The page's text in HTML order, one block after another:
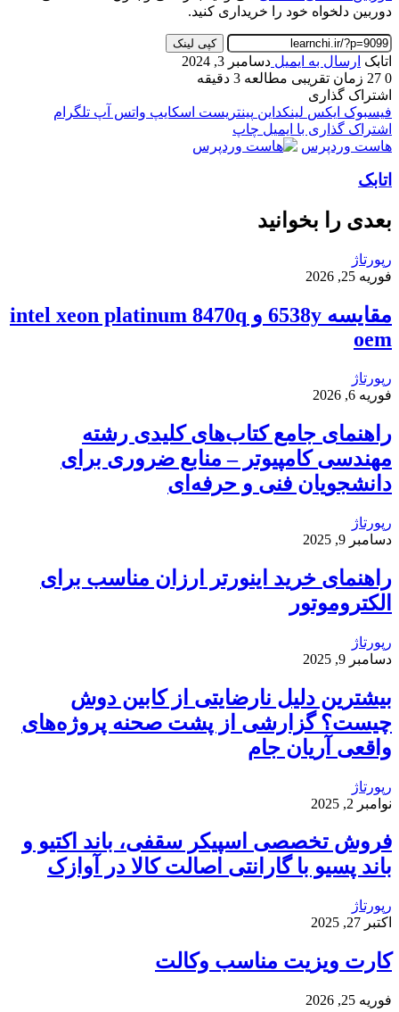
دوربین دلخواه خود را خریداری کنید.
کپی لینک
اتابک ارسال به ایمیل دسامبر 3, 2024
0
زمان تقریبی مطالعه 3 دقیقه
اشتراک گذاری
فیسبوک ایکس لینکداین پینتریست اسکایپ واتس آپ تلگرام
اشتراک گذاری با ایمیل چاپ
هاست وردپرس
اتابک
بعدی را بخوانید
رپورتاژ
فوریه 25, 2026
مقایسه 6538y و intel xeon platinum 8470q
oem
رپورتاژ
فوریه 6, 2026
راهنمای جامع کتاب‌های کلیدی رشته
مهندسی کامپیوتر – منابع ضروری برای
دانشجویان فنی و حرفه‌ای
رپورتاژ
دسامبر 9, 2025
راهنمای خرید اینورتر ارزان مناسب برای
الکتروموتور
رپورتاژ
دسامبر 9, 2025
بیشترین دلیل نارضایتی از کابین دوش
چیست؟ گزارشی از پشت صحنه پروژه‌های
واقعی آریان جام
رپورتاژ
نوامبر 2, 2025
فروش تخصصی اسپیکر سقفی، باند اکتیو و
باند پسیو با گارانتی اصالت کالا در آوازک
رپورتاژ
اکتبر 27, 2025
کارت ویزیت مناسب وکالت
فوریه 25, 2026